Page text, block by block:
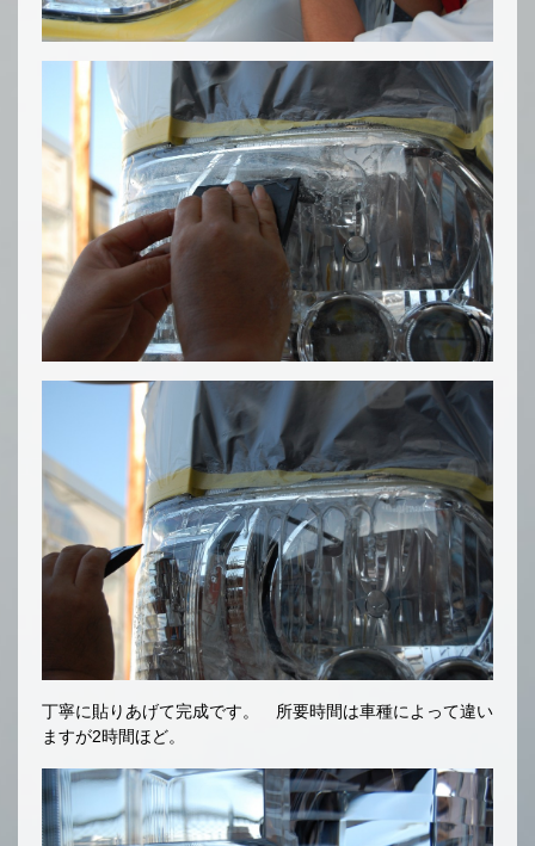
丁寧に貼りあげて完成です。 所要時間は車種によって違い
ますが2時間ほど。